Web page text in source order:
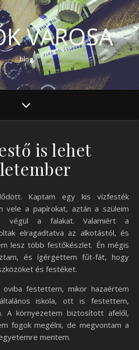
VÁROSA
blog
is lehet
vele a papírokat, aztán a szüleim
végül a falakat. Valamiért a
elragadtatva az alkotástól, és
lesz több festőkészlet. Én mégis
és ígérgettem fűt-fát, hogy
és festéket.
festettem, mikor hazaértem
iskola, ott is festettem,
A környezetem biztosított afelől,
fogok megélni, de megvontam a
mentem.